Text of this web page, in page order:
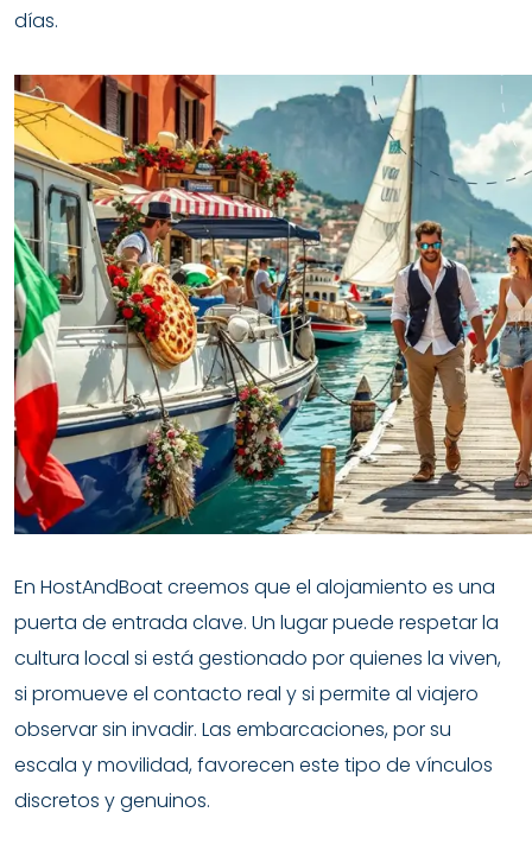
días.
En HostAndBoat creemos que el alojamiento es una
puerta de entrada clave. Un lugar puede respetar la
cultura local si está gestionado por quienes la viven,
si promueve el contacto real y si permite al viajero
observar sin invadir. Las embarcaciones, por su
escala y movilidad, favorecen este tipo de vínculos
discretos y genuinos.